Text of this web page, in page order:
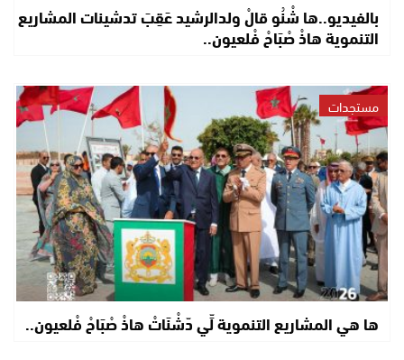
بالفيديو..ها شْنُو قالْ ولدالرشيد عَقِبَ تدشينات المشاريع
التنموية هاذْ صْبَاحْ فْلعيون..
مستجدات
ها هي المشاريع التنموية لِّي دّشْنَاتْ هاذْ صْبَاحْ فْلعيون..